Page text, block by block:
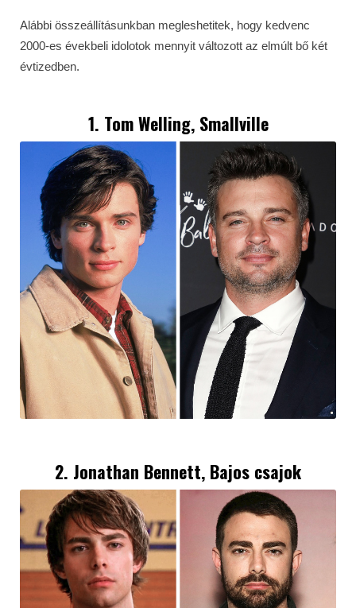
Alábbi összeállításunkban megleshetitek, hogy kedvenc
2000-es évekbeli idolotok mennyit változott az elmúlt bő két
évtizedben.
1. Tom Welling, Smallville
2. Jonathan Bennett, Bajos csajok